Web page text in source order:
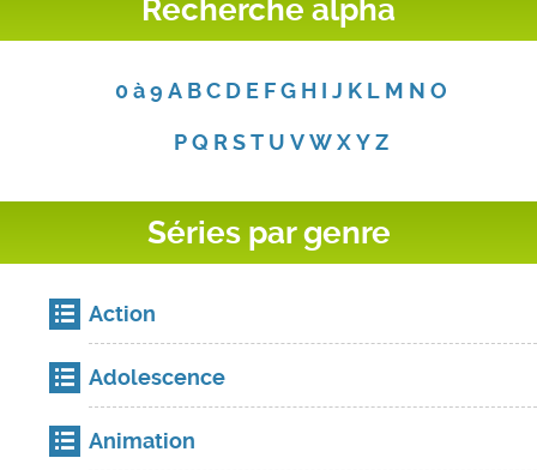
Recherche alpha
0 à 9 A B C D E F G H I J K L M N O
P Q R S T U V W X Y Z
Séries par genre
Action
Adolescence
Animation